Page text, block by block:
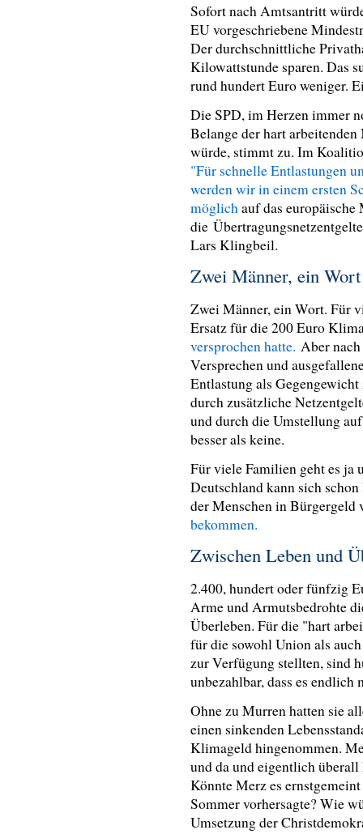
Sofort nach Amtsantritt
EU vorgeschriebene
Der durchschnittliche
Kilowattstunde sparen. Das
rund hundert Euro weniger.
Die SPD, im Herzen immer
Belange der hart
würde, stimmt zu. Im
"Für schnelle Entlastungen
werden wir in einem ersten
möglich auf das europäische
die
Lars Klingbeil.
Zwei Männer, ein
Zwei Männer, ein Wort. Für
Ersatz für die 200 Euro
versprochen hatte. Aber
Versprechen und
Entlastung als
durch zusätzliche
und durch die Umstellung
besser als keine.
Für viele Familien geht es ja
Deutschland kann sich schon
der Menschen in Bürgergeld
bekommen.
Zwischen Leben und
2.400, hundert oder fünfzig
Arme und Armutsbedrohte
Überleben. Für die "hart
für die sowohl Union als
zur Verfügung stellten, sind
unbezahlbar, dass es endlich
Ohne zu Murren hatten sie
einen sinkenden
Klimageld hingenommen.
und da und eigentlich
Könnte Merz es
Sommer vorhersagte? Wie
Umsetzung der